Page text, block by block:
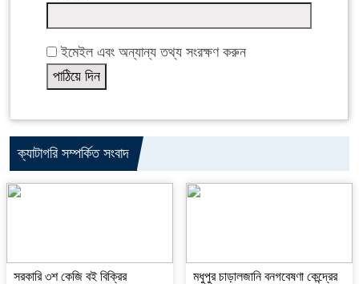
ইমেইল এবং অন্যান্য তথ্য সংরক্ষণ করুন
ক্যাটাগরি সম্পর্কিত সংবাদ
সরকারি ৩শ কেজি বই বিক্রির
মধুপুর চাড়ালজানি বনগবেষণা কেন্দ্রের